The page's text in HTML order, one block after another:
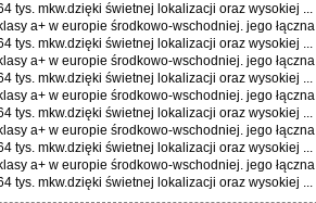
tys. mkw.dzięki świetnej lokalizacji oraz wysokiej ...
a+ w europie środkowo-wschodniej. jego łączna
tys. mkw.dzięki świetnej lokalizacji oraz wysokiej ...
a+ w europie środkowo-wschodniej. jego łączna
tys. mkw.dzięki świetnej lokalizacji oraz wysokiej ...
a+ w europie środkowo-wschodniej. jego łączna
tys. mkw.dzięki świetnej lokalizacji oraz wysokiej ...
a+ w europie środkowo-wschodniej. jego łączna
tys. mkw.dzięki świetnej lokalizacji oraz wysokiej ...
a+ w europie środkowo-wschodniej. jego łączna
tys. mkw.dzięki świetnej lokalizacji oraz wysokiej ...